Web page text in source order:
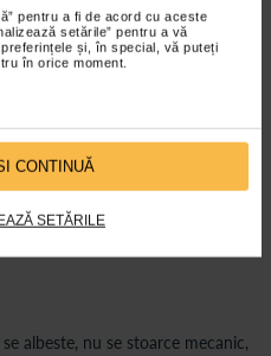
pentru a fi de acord cu aceste
setările” pentru a vă
și, în special, vă puteți
în orice moment.
CONTINUĂ
SETĂRILE
articulare si musculare.
articulare.
aliniaza si sprijina muschii,
de la prima folosire.
albeste, nu se stoarce mecanic,